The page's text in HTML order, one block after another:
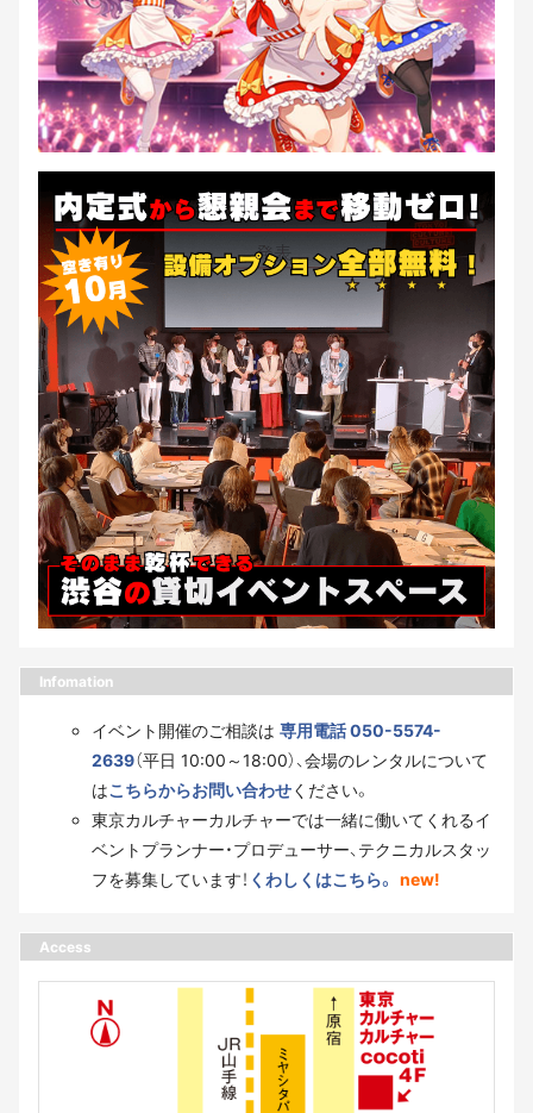
Infomation
イベント開催のご相談は 専用電話 050-5574-
2639（平日 10:00～18:00）、会場のレンタルについて
はこちらからお問い合わせください。
東京カルチャーカルチャーでは一緒に働いてくれるイ
ベントプランナー・プロデューサー、テクニカルスタッ
フを募集しています！ くわしくはこちら。 new!
Access